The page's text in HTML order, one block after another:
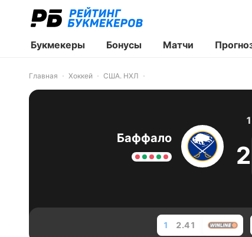
Букмекеры Бонусы Матчи
Главная Хоккей США. НХЛ
Баффало
2
1 2.41